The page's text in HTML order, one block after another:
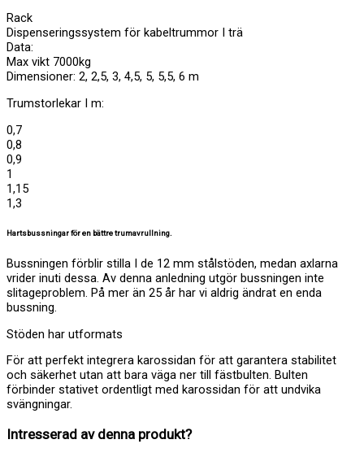
Rack
Dispenseringssystem för kabeltrummor I trä
Data:
Max vikt 7000kg
Dimensioner: 2, 2,5, 3, 4,5, 5, 5,5, 6 m
Trumstorlekar I m:
0,7
0,8
0,9
1
1,15
1,3
Hartsbussningar för en bättre trumavrullning.
Bussningen förblir stilla I de 12 mm stålstöden, medan axlarna
vrider inuti dessa. Av denna anledning utgör bussningen inte
slitageproblem. På mer än 25 år har vi aldrig ändrat en enda
bussning.
Stöden har utformats
För att perfekt integrera karossidan för att garantera stabilitet
och säkerhet utan att bara väga ner till fästbulten. Bulten
förbinder stativet ordentligt med karossidan för att undvika
svängningar.
Intresserad av denna produkt?